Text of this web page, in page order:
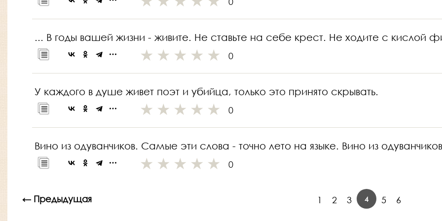
... В годы вашей жизни - живите. Не ставьте на себе крест. Не ходите с кислой
0
У каждого в душе живет поэт и убийца, только это принято скрывать.
0
Вино из одуванчиков. Самые эти слова - точно лето на языке. Вино из
0
← Предыдущая 1 2 3 4 5 6